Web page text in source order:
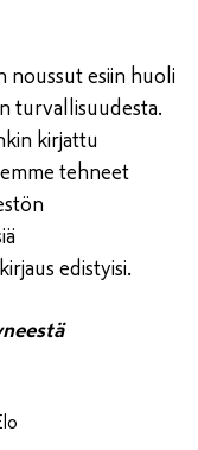
noussut esiin huoli
turvallisuudesta.
kirjattu
tehneet
edistyisi.